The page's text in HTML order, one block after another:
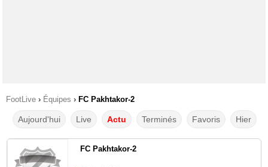
FootLive › Équipes › FC Pakhtakor-2
Aujourd'hui Live Actu Terminés Favoris Hier
FC Pakhtakor-2